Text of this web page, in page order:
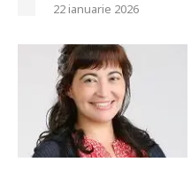
22 ianuarie 2026